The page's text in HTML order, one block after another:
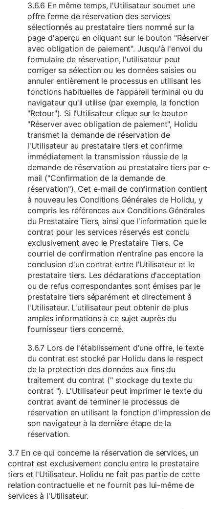
3.6.6 En même temps, l'Utilisateur soumet une
offre ferme de réservation des services
sélectionnés au prestataire tiers nommé sur la
page d'aperçu en cliquant sur le bouton "Réserver
avec obligation de paiement". Jusqu'à l'envoi du
formulaire de réservation, l'utilisateur peut
corriger sa sélection ou les données saisies ou
annuler entièrement le processus en utilisant les
fonctions habituelles de l'appareil terminal ou du
navigateur qu'il utilise (par exemple, la fonction
"Retour"). Si l'Utilisateur clique sur le bouton
"Réserver avec obligation de paiement", Holidu
transmet la demande de réservation de
l'Utilisateur au prestataire tiers et confirme
immédiatement la transmission réussie de la
demande de réservation au prestataire tiers par e-
mail ("Confirmation de la demande de
réservation"). Cet e-mail de confirmation contient
à nouveau les Conditions Générales de Holidu, y
compris les références aux Conditions Générales
du Prestataire Tiers, ainsi que l'information que le
contrat pour les services réservés est conclu
exclusivement avec le Prestataire Tiers. Ce
courriel de confirmation n'entraîne pas encore la
conclusion d'un contrat entre l'Utilisateur et le
prestataire tiers. Les déclarations d'acceptation
ou de refus correspondantes sont émises par le
prestataire tiers séparément et directement à
l'Utilisateur. L'utilisateur peut obtenir de plus
amples informations à ce sujet auprès du
fournisseur tiers concerné.
3.6.7 Lors de l'établissement d'une offre, le texte
du contrat est stocké par Holidu dans le respect
de la protection des données aux fins du
traitement du contrat (" stockage du texte du
contrat "). L'Utilisateur peut imprimer le texte du
contrat avant de terminer le processus de
réservation en utilisant la fonction d'impression de
son navigateur à la dernière étape de la
réservation.
3.7 En ce qui concerne la réservation de services, un
contrat est exclusivement conclu entre le prestataire
tiers et l'Utilisateur. Holidu ne fait pas partie de cette
relation contractuelle et ne fournit pas lui-même de
services à l'Utilisateur.